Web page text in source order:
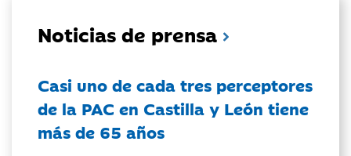
Noticias de prensa
Casi uno de cada tres perceptores
de la PAC en Castilla y León tiene
más de 65 años